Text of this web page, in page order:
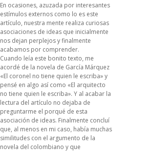
En ocasiones, azuzada por interesantes
estímulos externos como lo es este
artículo, nuestra mente realiza curiosas
asociaciones de ideas que inicialmente
nos dejan perplejos y finalmente
acabamos por comprender.
Cuando leía este bonito texto, me
acordé de la novela de García Márquez
«El coronel no tiene quien le escriba» y
pensé en algo así como «El arquitecto
no tiene quien le escriba». Y al acabar la
lectura del artículo no dejaba de
preguntarme el porqué de esta
asociación de ideas. Finalmente concluí
que, al menos en mi caso, había muchas
similitudes con el argumento de la
novela del colombiano y que